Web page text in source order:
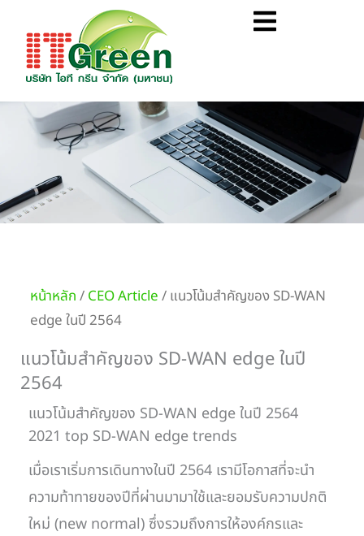
content
Flyout
หน้าหลัก / CEO Article / แนวโน้มสำคัญของ SD-WAN
edge ในปี 2564
แนวโน้มสำคัญของ SD-WAN edge ในปี
2564
แนวโน้มสำคัญของ SD-WAN edge ในปี 2564
2021 top SD-WAN edge trends
เมื่อเราเริ่มการเดินทางในปี 2564 เรามีโอกาสที่จะนำ
ความท้าทายของปีที่ผ่านมามาใช้และยอมรับความปกติ
ใหม่ (new normal) ซึ่งรวมถึงการให้องค์กรและ